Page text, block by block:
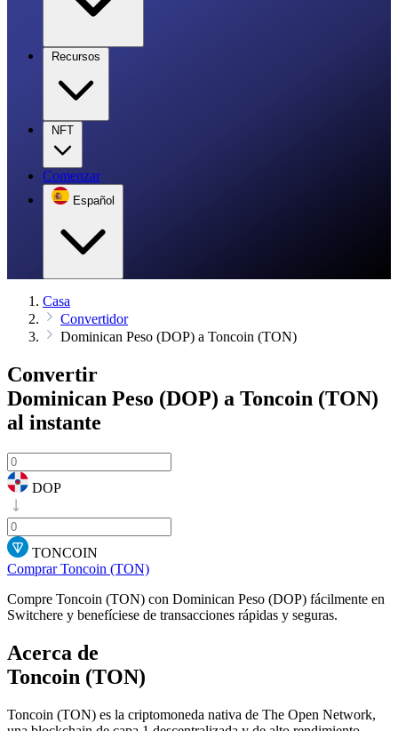
Recursos
NFT
Comenzar
Español
Casa
Convertidor
Dominican Peso (DOP) a Toncoin (TON)
Convertir
Dominican Peso (DOP) a Toncoin (TON)
al instante
DOP
TONCOIN
Comprar Toncoin (TON)
Compre Toncoin (TON) con Dominican Peso (DOP) fácilmente en
Switchere y benefíciese de transacciones rápidas y seguras.
Acerca de
Toncoin (TON)
Toncoin (TON) es la criptomoneda nativa de The Open Network,